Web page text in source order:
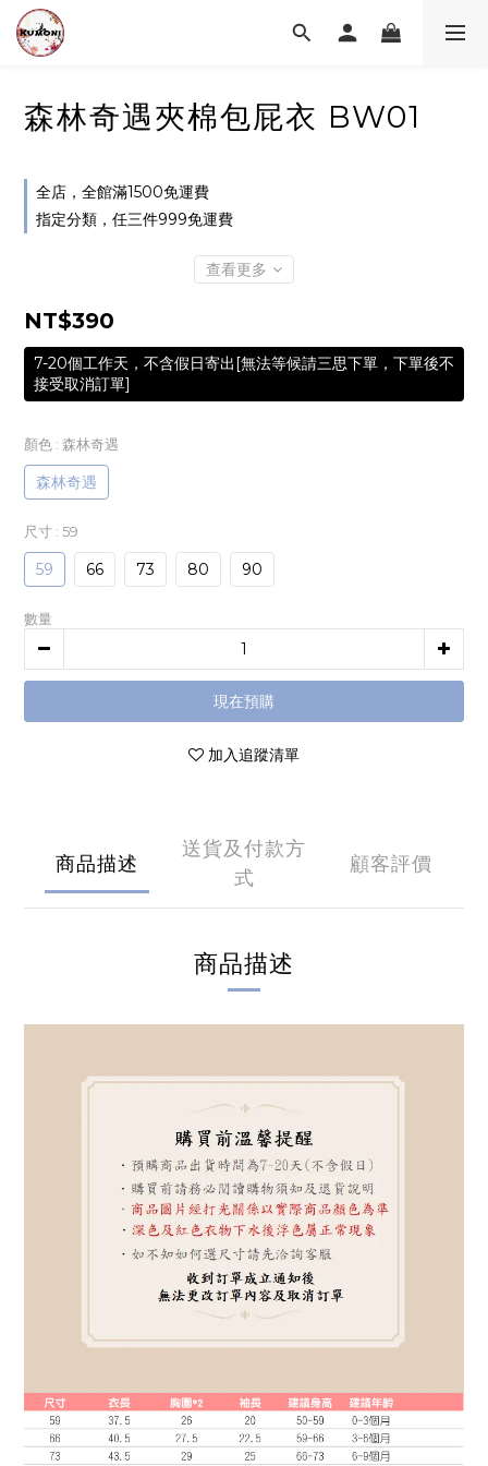
森林奇遇夾棉包屁衣 BW01
全店，全館滿1500免運費
指定分類，任三件999免運費
查看更多
NT$390
7-20個工作天，不含假日寄出[無法等候請三思下單，下單後不
接受取消訂單]
顏色 : 森林奇遇
森林奇遇
尺寸 : 59
59 66 73 80 90
數量
現在預購
加入追蹤清單
商品描述
送貨及付款方
式
顧客評價
商品描述